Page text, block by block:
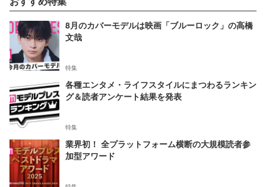
8月のカバーモデルは映画「ブルーロック」の高橋
文哉
特集
各種エンタメ・ライフスタイルにまつわるランキン
グ＆読者アンケート結果を発表
特集
業界初！ 全プラットフォーム横断の大規模読者参
加型アワード